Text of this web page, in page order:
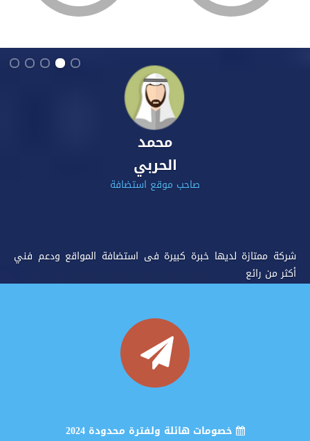
محمد
الحربي
صاحب موقع استضافة
شركة ممتازة لديها خبرة كبيرة فى استضافة المواقع ودعم
أكثر من رائع
خصومات هائلة ولفترة محدودة 2024